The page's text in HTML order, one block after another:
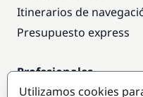
Itinerarios de
Presupuesto express
Profesionales
Acceso empresas
Utilizamos cookies